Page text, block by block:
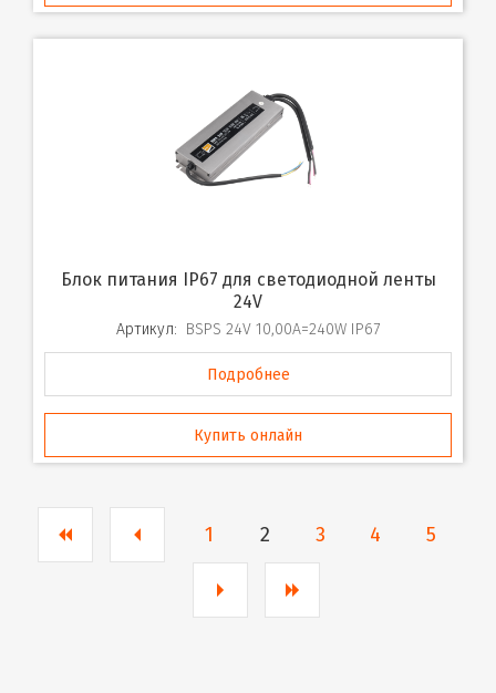
Блок питания IP67 для светодиодной ленты
24V
Артикул: BSPS 24V 10,00A=240W IP67
Подробнее
Купить онлайн
1 2 3 4 5